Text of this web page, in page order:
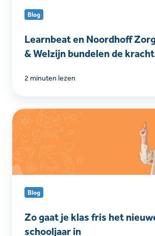
Welzijn
bundelen
krachten
Blog
Learnbeat en Noordhoff
& Welzijn bundelen de
2 minuten lezen
Zo
gaat
je
klas
fris
het
nieuwe
schooljaar
Blog
Zo gaat je klas fris het
schooljaar in